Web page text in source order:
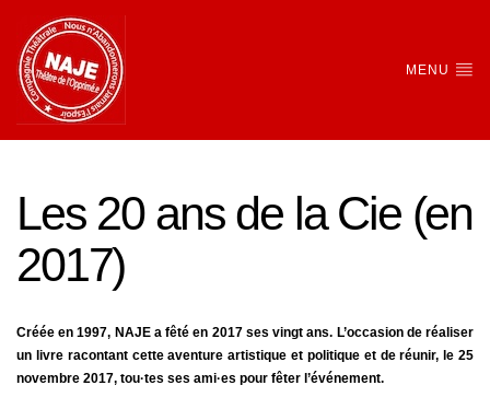
MENU
Les 20 ans de la Cie (en
2017)
Créée en 1997, NAJE a fêté en 2017 ses vingt ans. L’occasion de réaliser
un livre racontant cette aventure artistique et politique et de réunir, le 25
novembre 2017, tou·tes ses ami·es pour fêter l’événement.